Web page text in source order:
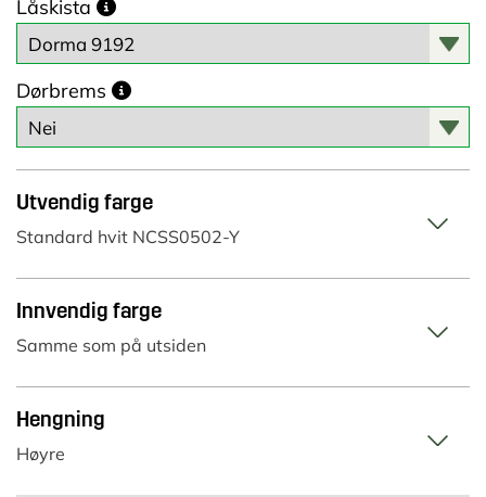
Låskista
Dørbrems
Utvendig farge
Standard hvit NCSS0502-Y
Innvendig farge
Samme som på utsiden
Hengning
Høyre